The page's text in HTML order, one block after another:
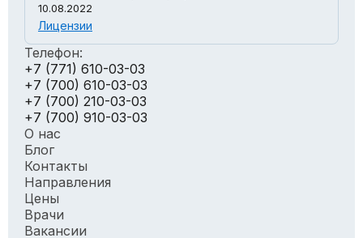
10.08.2022
Лицензии
Телефон:
+7 (771) 610-03-03
+7 (700) 610-03-03
+7 (700) 210-03-03
+7 (700) 910-03-03
О нас
Блог
Контакты
Направления
Цены
Врачи
Вакансии